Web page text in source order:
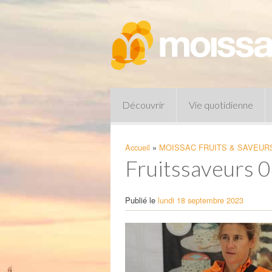
Découvrir Vie quotidienne
Pharmacies de garde
Accueil » MOISSAC FRUITS &
Fruitssaveurs
Publié le lundi 18 septembre 2023